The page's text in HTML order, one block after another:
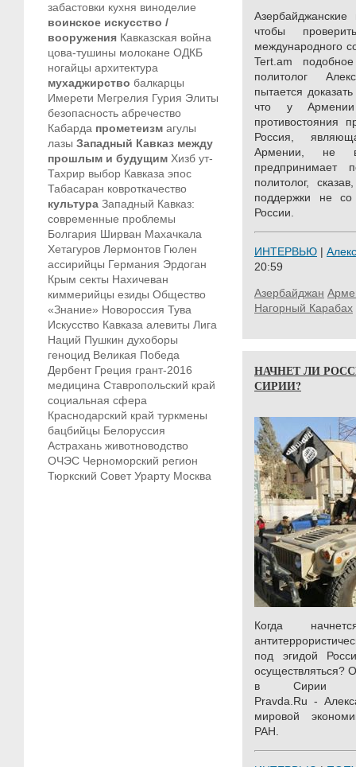
забастовки кухня виноделие
воинское искусство /
вооружения Кавказская война
цова-тушины молокане ОДКБ
ногайцы архитектура
мухаджирство балкарцы
Имерети Мегрелия Гурия Элиты
безопасность абречество
Кабарда прометеизм агулы
лазы Западный Кавказ между
прошлым и будущим Хизб ут-
Тахрир выбор Кавказа эпос
Табасаран ковроткачество
культура Западный Кавказ:
современные проблемы
Болгария Ширван Махачкала
Хетагуров Лермонтов Гюлен
ассирийцы Германия Эрдоган
Крым секты Нахичеван
киммерийцы езиды Общество
«Знание» Новороссия Тува
Искусство Кавказа алевиты Лига
Наций Пушкин духоборы
геноцид Великая Победа
Дербент Греция грант-2016
медицина Ставропольский край
социальная сфера
Краснодарский край туркмены
бацбийцы Белоруссия
Астрахань животноводство
ОЧЭС Черноморский регион
Тюркский Совет Урарту Москва
чтобы
международного
Tert.am
политолог
пытается
что у
противостояния
Россия,
Армении, не
предпринимает
политолог,
поддержки не
России.
ИНТЕРВЬЮ |
20:59
Азербайджан
Нагорный Карабах
НАЧНЕТ ЛИ
СИРИИ?
Когда
под эгидой
осуществляться?
в Сирии в
Pravda.Ru -
мировой
РАН.